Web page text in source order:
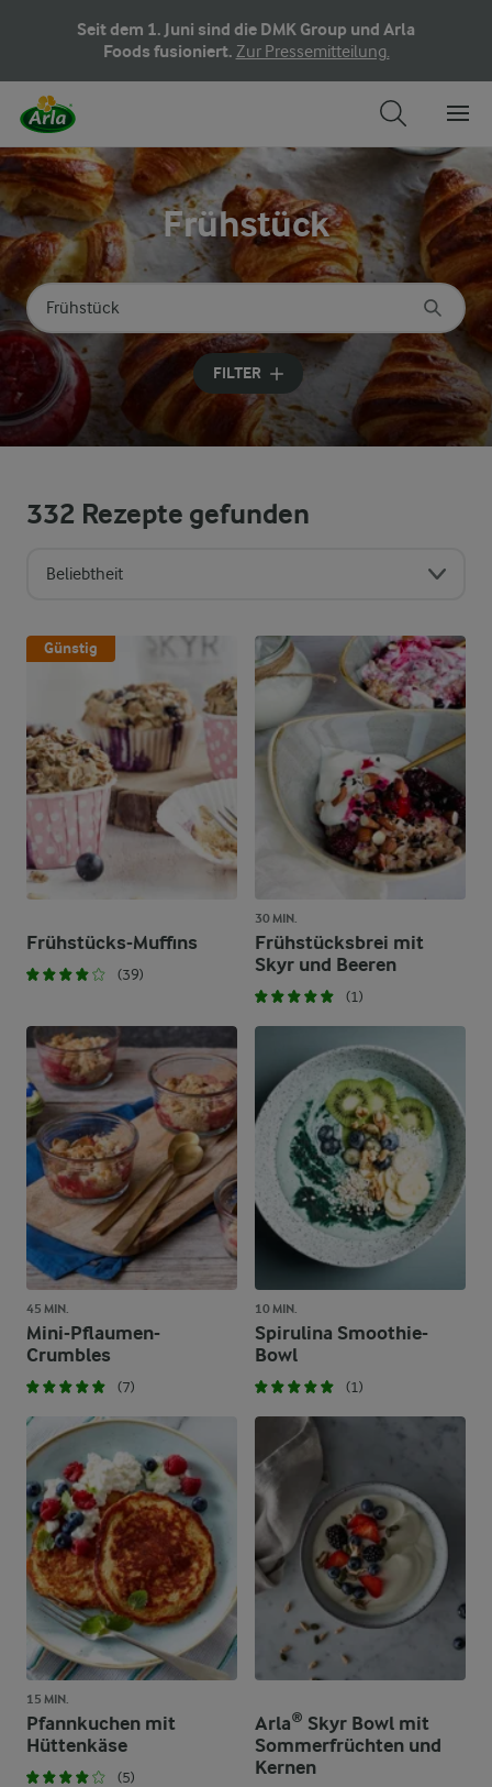
Seit dem 1. Juni sind die DMK Group und Arla
Foods fusioniert. Zur Pressemitteilung.
Frühstück
Nach Kategorie suchen
Geben Sie Suchbegriffe ein
FILTER
332 Rezepte gefunden
Beliebtheit
Günstig
Frühstücks-Muffins
(39)
30 MIN.
Frühstücksbrei mit
Skyr und Beeren
(1)
45 MIN.
Mini-Pflaumen-
Crumbles
(7)
10 MIN.
Spirulina Smoothie-
Bowl
(1)
15 MIN.
Pfannkuchen mit
Hüttenkäse
(5)
Arla® Skyr Bowl mit
Sommerfrüchten und
Kernen